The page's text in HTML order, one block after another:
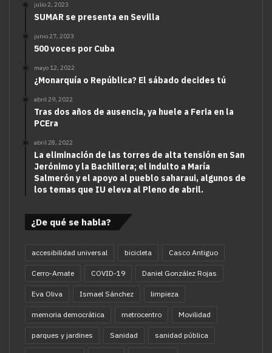
julio 2, 2023
SUMAR se presenta en Sevilla
junio 27, 2023
500 voces por Cuba
mayo 12, 2022
¿Monarquía o República? El sábado decides tú
abril 29, 2022
Tras dos años de ausencia, ya huele a Feria en la
PCEra
abril 28, 2022
La eliminación de las torres de alta tensión en San
Jerónimo y la Bachillera; el indulto a María
Salmerón y el apoyo al pueblo saharaui, algunos de
los temas que IU eleva al Pleno de abril.
¿De qué se habla?
accesibilidad universal bicicleta Casco Antiguo
Cerro-Amate COVID-19 Daniel González Rojas
Eva Oliva Ismael Sánchez limpieza
memoria democrática metrocentro Movilidad
parques y jardines Sanidad sanidad pública